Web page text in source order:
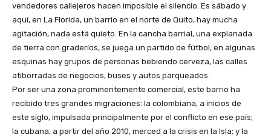
vendedores callejeros hacen imposible el silencio. Es sábado y
aquí, en La Florida, un barrio en el norte de Quito, hay mucha
agitación, nada está quieto. En la cancha barrial, una explanada
de tierra con graderíos, se juega un partido de fútbol, en algunas
esquinas hay grupos de personas bebiendo cerveza, las calles
atiborradas de negocios, buses y autos parqueados.
Por ser una zona prominentemente comercial, este barrio ha
recibido tres grandes migraciones: la colombiana, a inicios de
este siglo, impulsada principalmente por el conflicto en ese país;
la cubana, a partir del año 2010, merced a la crisis en la Isla; y la